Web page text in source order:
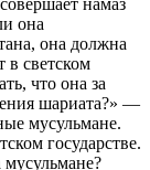
она
она должна
в светском
что она за
шариата?» —
мусульмане.
государстве.